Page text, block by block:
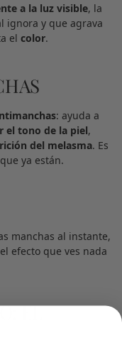
a la luz visible, la
ignora y que agrava
el color.
: ayuda a
el tono de la piel,
del melasma. Es
ya están.
manchas al instante,
efecto que ves nada
EL